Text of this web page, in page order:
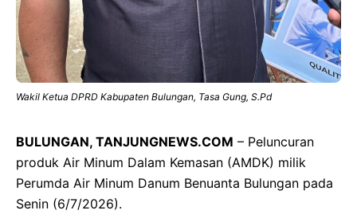
Wakil Ketua DPRD Kabupaten Bulungan, Tasa Gung, S.Pd
BULUNGAN, TANJUNGNEWS.COM – Peluncuran
produk Air Minum Dalam Kemasan (AMDK) milik
Perumda Air Minum Danum Benuanta Bulungan pada
Senin (6/7/2026).